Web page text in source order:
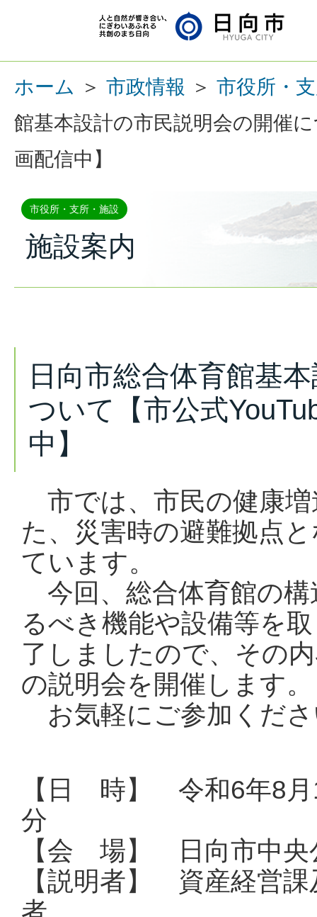
ホーム ＞ 市政情報 ＞ 市役所・
館基本設計の市民説明会の開催
画配信中】
市役所・支所・施設
施設案内
日向市総合体育館基
ついて【市公式
中】
市では、市民の健康
た、災害時の避難拠点
ています。
今回、総合体育館の
るべき機能や設備等を
了しましたので、その
の説明会を開催します。
お気軽にご参加くだ
【日 時】 令和6年8
分
【会 場】 日向市中央
【説明者】 資産経営